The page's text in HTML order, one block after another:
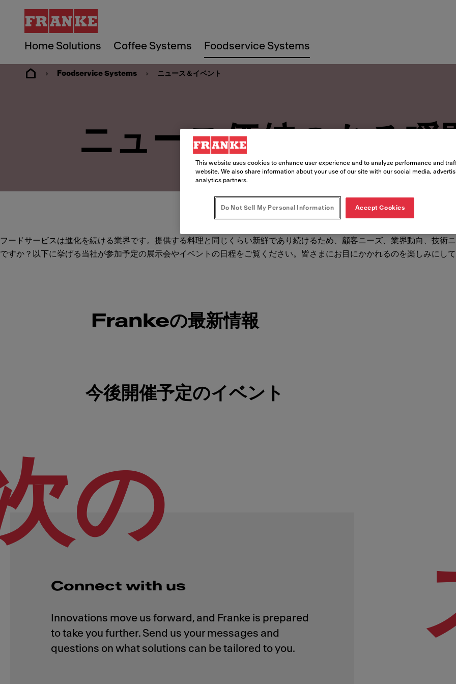
Home Solutions Coffee Systems Foodservice Systems
Foodservice Systems ニュース＆イベント
ニュース価値のある瞬
フードサービスは進化を続ける業界です。提供する料理と同じくらい新鮮であり続けるため、顧客ニーズ、業界動向、技術
ですか？以下に挙げる当社が参加予定の展示会やイベントの日程をご覧ください。皆さまにお目にかかれるのを楽しみにし
Frankeの最新情報
今後開催予定のイベント
の
Connect with us
Innovations move us forward, and Franke is prepared
to take you further. Send us your messages and
This website uses cookies to enhance user experience and to analyze performance and
website. We also share information about your use of our site with our social media,
analytics partners.
Do Not Sell My Personal Information Accept Cookies